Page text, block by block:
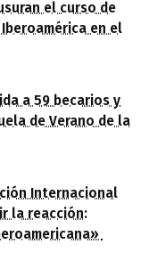
el curso de
en el
a 59 becarios y
de Verano de la
Internacional
la reacción: